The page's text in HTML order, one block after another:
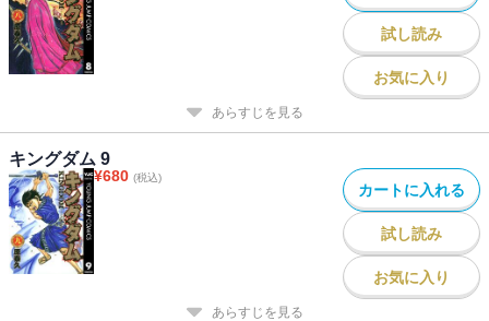
試し読み
お気に入り
あらすじを見る
キングダム 9
¥680 (税込)
カートに入れる
試し読み
お気に入り
あらすじを見る